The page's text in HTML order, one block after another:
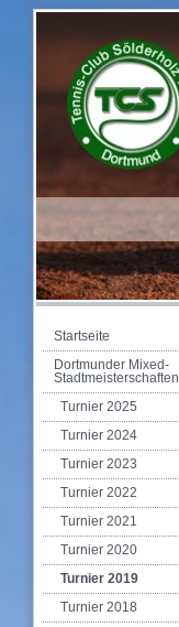
Startseite
Dortmunder Mixed-
Stadtmeisterschaften
Turnier 2025
Turnier 2024
Turnier 2023
Turnier 2022
Turnier 2021
Turnier 2020
Turnier 2019
Turnier 2018